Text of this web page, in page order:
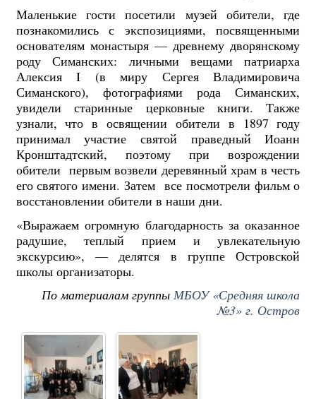
Маленькие гости посетили музей обители, где
познакомились с экспозициями, посвященными
основателям монастыря — древнему дворянскому
роду Симанских: личными вещами патриарха
Алексия I (в миру Сергея Владимировича
Симанского), фотографиями рода Симанских,
увидели старинные церковные книги. Также
узнали, что в освящении обители в 1897 году
принимал участие святой праведный Иоанн
Кронштадтский, поэтому при возрождении
обители первым возвели деревянный храм в честь
его святого имени. Затем все посмотрели фильм о
восстановлении обители в наши дни.
«Выражаем огромную благодарность за оказанное
радушие, теплый прием и увлекательную
экскурсию», — делятся в группе Островской
школы организаторы.
По материалам группыМБОУ «Средняя школа
№3» г. Остров